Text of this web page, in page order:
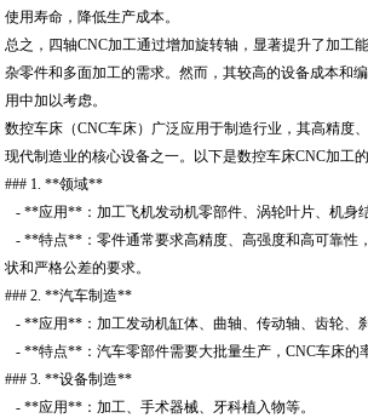
使用寿命，降低生产成本。
总之，四轴CNC加工通过增加旋转轴，显著提升了加工
杂零件和多面加工的需求。然而，其较高的设备成本和
用中加以考虑。
数控车床（CNC车床）广泛应用于制造行业，其高精度
现代制造业的核心设备之一。以下是数控车床CNC加工
### 1. **领域**
- **应用**：加工飞机发动机零部件、涡轮叶片、机身
- **特点**：零件通常要求高精度、高强度和高可靠性
状和严格公差的要求。
### 2. **汽车制造**
- **应用**：加工发动机缸体、曲轴、传动轴、齿轮、
- **特点**：汽车零部件需要大批量生产，CNC车床的
### 3. **设备制造**
- **应用**：加工、手术器械、牙科植入物等。